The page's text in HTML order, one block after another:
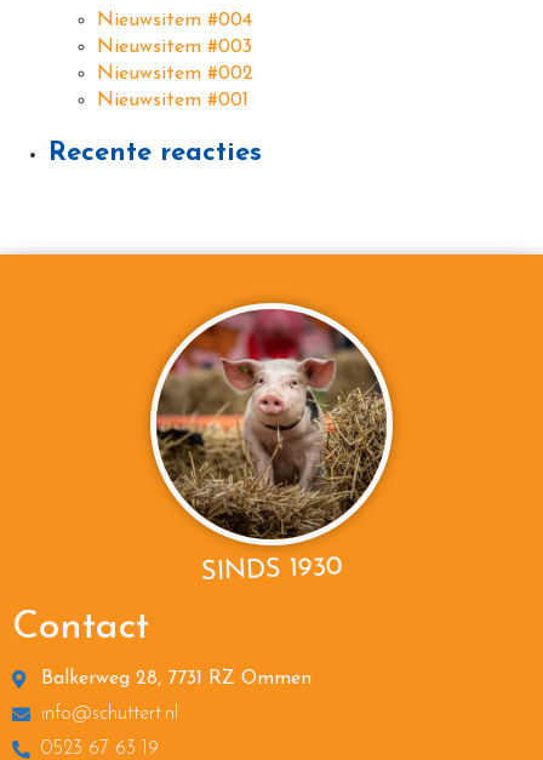
Nieuwsitem #004
Nieuwsitem #003
Nieuwsitem #002
Nieuwsitem #001
Recente reacties
SINDS 1930
Contact
Balkerweg 28, 7731 RZ Ommen
info@schuttert.nl
0523 67 63 19